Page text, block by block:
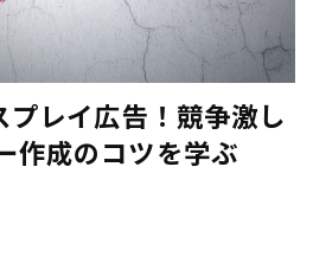
レイ広告！競争激し
作成のコツを学ぶ